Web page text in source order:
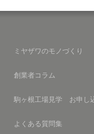
ミヤザワのモノづくり
創業者コラム
駒ヶ根工場見学 お申し
よくある質問集